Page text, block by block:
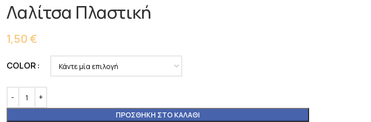
Λαλίτσα Πλαστική
1,50 €
COLOR
ΠΡΟΣΘΉΚΗ ΣΤΟ ΚΑΛΆΘΙ